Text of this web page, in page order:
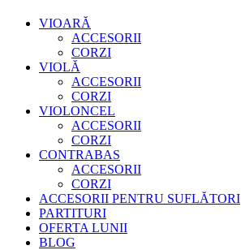
VIOARĂ
ACCESORII
CORZI
VIOLĂ
ACCESORII
CORZI
VIOLONCEL
ACCESORII
CORZI
CONTRABAS
ACCESORII
CORZI
ACCESORII PENTRU SUFLĂTORI
PARTITURI
OFERTA LUNII
BLOG